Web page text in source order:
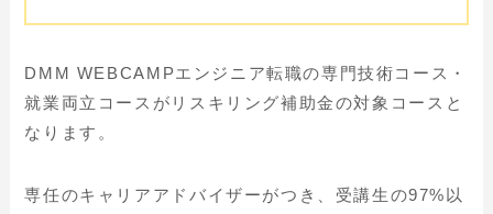
DMM WEBCAMPエンジニア転職の専門技術コース・
就業両立コースがリスキリング補助金の対象コース と
なります。
専任のキャリアアドバイザーがつき、受講生の97%以